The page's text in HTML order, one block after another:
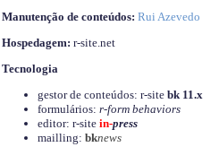
Manutenção de conteúdos: Rui Azevedo
Hospedagem: r-site.net
Tecnologia
gestor de conteúdos: r-site bk 11.x
formulários: r-form behaviors
editor: r-site in-press
mailling: bknews